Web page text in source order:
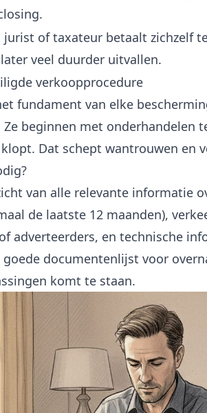
jurist of taxateur betaalt zichzelf
veel duurder uitvallen.
verkoopprocedure
fundament van elke
beginnen met onderhandelen
Dat schept wantrouwen en
van alle relevante informatie
de laatste 12 maanden),
adverteerders, en technische
goede documentenlijst voor
komt te staan.